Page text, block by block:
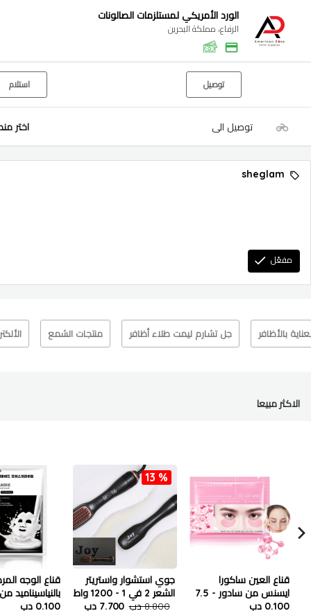
الورد الأمريكي لمستلزمات الصالونات
الرفاع، مملكة البحرين
توصيل استلام
توصيل الى اختر
sheglam
مفعّل
بالأظافر جل تشارم ليمت طلاء أظافر منتجات الشمع
الاكثر مبيعا
قناع العين ساكورا
ايسنس من سادور - 7.5
جم
0.100 دب
13 %
جوي استشوار واستريتر
الشعر 2 في 1 - 1200 واط
8.800 دب
7.700 دب
قناع الوجه
بالنياسيناميد
25 مل
0.100 دب